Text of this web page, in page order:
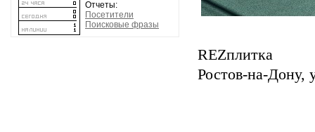
Отчеты:
Посетители
Поисковые фразы
REZплитка
Ростов-на-Дону,